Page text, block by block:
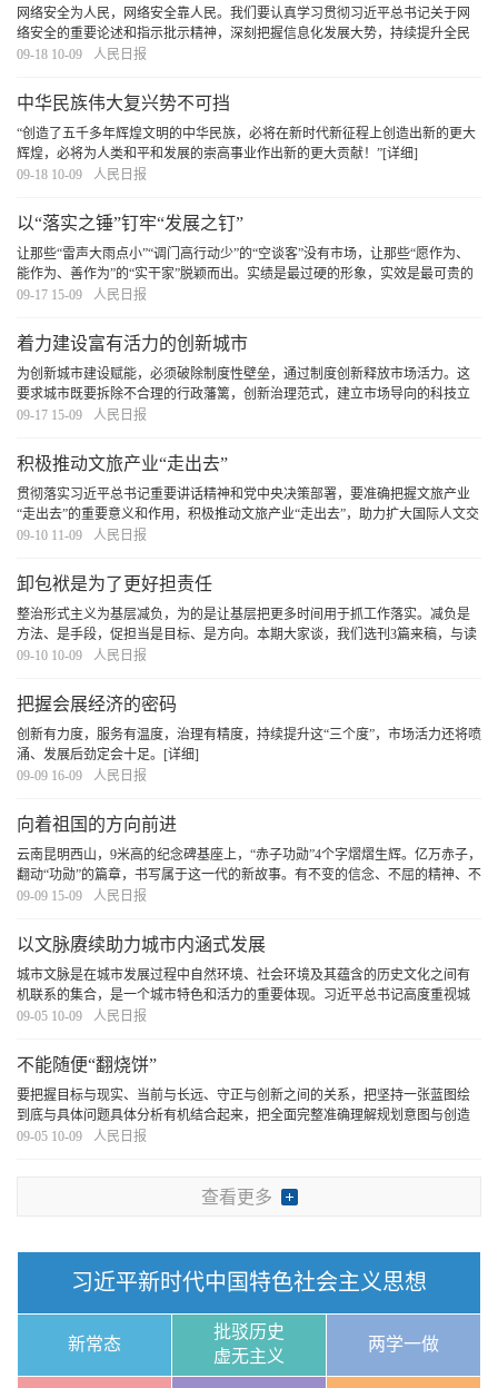
网络安全为人民，网络安全靠人民。我们要认真学习贯彻习近平总书记关于网
络安全的重要论述和指示批示精神，深刻把握信息化发展大势，持续提升全民
网络安全意识和技能，充分发挥广大人民在维护网络安全中的主体作用，不断
09-18 10-09 人民日报
中华民族伟大复兴势不可挡
“创造了五千多年辉煌文明的中华民族，必将在新时代新征程上创造出新的更大
辉煌，必将为人类和平和发展的崇高事业作出新的更大贡献！”[详细]
09-18 10-09
人民日报
以“落实之锤”钉牢“发展之钉”
让那些“雷声大雨点小”“调门高行动少”的“空谈客”没有市场，让那些“愿作为、
能作为、善作为”的“实干家”脱颖而出。实绩是最过硬的形象，实效是最可贵的
担当。党员干部只有拿出真抓的实劲、敢抓的狠劲、善抓的巧劲、常抓的韧
09-17 15-09 人民日报
着力建设富有活力的创新城市
为创新城市建设赋能，必须破除制度性壁垒，通过制度创新释放市场活力。这
要求城市既要拆除不合理的行政藩篱，创新治理范式，建立市场导向的科技立
项与评价机制;又要突破要素桎梏，推动科研人员职务成果权属改革;还要优化风
09-17 15-09 人民日报
积极推动文旅产业“走出去”
贯彻落实习近平总书记重要讲话精神和党中央决策部署，要准确把握文旅产业
“走出去”的重要意义和作用，积极推动文旅产业“走出去”，助力扩大国际人文交
流合作。[详细]
09-10 11-09 人民日报
卸包袱是为了更好担责任
整治形式主义为基层减负，为的是让基层把更多时间用于抓工作落实。减负是
方法、是手段，促担当是目标、是方向。本期大家谈，我们选刊3篇来稿，与读
者一起探讨如何锚定目标、校准方向，更好实现真减负、减真负。
09-10 10-09 人民日报
把握会展经济的密码
创新有力度，服务有温度，治理有精度，持续提升这“三个度”，市场活力还将喷
涌、发展后劲定会十足。 [详细]
09-09 16-09
人民日报
向着祖国的方向前进
云南昆明西山，9米高的纪念碑基座上，“赤子功勋”4个字熠熠生辉。亿万赤子，
翻动“功勋”的篇章，书写属于这一代的新故事。有不变的信念、不屈的精神、不
懈的追求，脚踏实地、干在当下，就能赢得主动、赢得未来。
09-09 15-09 人民日报
以文脉赓续助力城市内涵式发展
城市文脉是在城市发展过程中自然环境、社会环境及其蕴含的历史文化之间有
机联系的集合，是一个城市特色和活力的重要体现。习近平总书记高度重视城
市文脉赓续，强调“要本着对历史负责、对人民负责的精神，传承历史文脉，处
09-05 10-09 人民日报
不能随便“翻烧饼”
要把握目标与现实、当前与长远、守正与创新之间的关系，把坚持一张蓝图绘
到底与具体问题具体分析有机结合起来，把全面完整准确理解规划意图与创造
性执行、高水平落实有机结合起来，最终把一项项改革举措、一件件民生实事
09-05 10-09 人民日报
查看更多
习近平新时代中国特色社会主义思想
新常态
批驳历史
虚无主义
两学一做